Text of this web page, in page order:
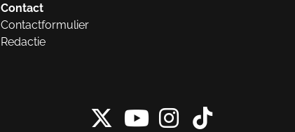
Contact
Contactformulier
Redactie
X vanInstagram
Tiktok